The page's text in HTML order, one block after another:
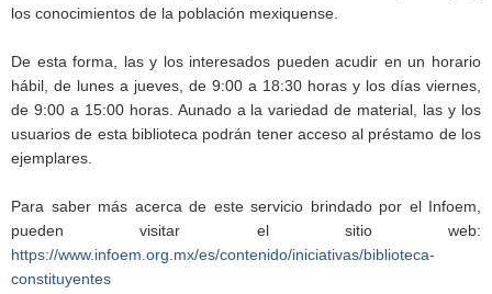
los conocimientos de la población mexiquense.
De esta forma, las y los interesados pueden acudir en un horario
hábil, de lunes a jueves, de 9:00 a 18:30 horas y los días viernes,
de 9:00 a 15:00 horas. Aunado a la variedad de material, las y los
usuarios de esta biblioteca podrán tener acceso al préstamo de los
ejemplares.
Para saber más acerca de este servicio brindado por el Infoem,
pueden visitar el sitio web:
https://www.infoem.org.mx/es/contenido/iniciativas/biblioteca-
constituyentes